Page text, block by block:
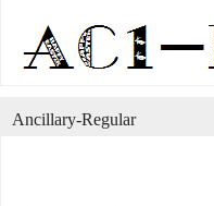
Ancillary-Regular